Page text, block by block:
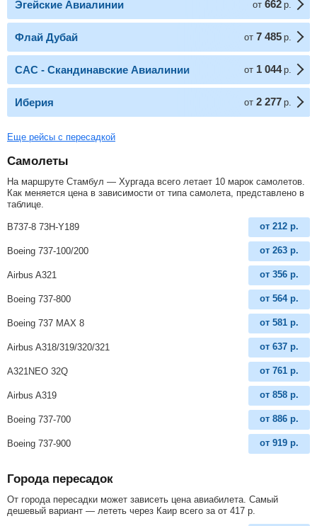
Эгейские Авиалинии от 662 р.
Флай Дубай от 7 485 р.
САС - Скандинавские Авиалинии от 1 044 р.
Иберия от 2 277 р.
Еще рейсы с пересадкой
Самолеты
На маршруте Стамбул — Хургада всего летает 10 марок самолетов.
Как меняется цена в зависимости от типа самолета, представлено в
таблице.
B737-8 73H-Y189 от 212 р.
Boeing 737-100/200 от 263 р.
Airbus A321 от 356 р.
Boeing 737-800 от 564 р.
Boeing 737 MAX 8 от 581 р.
Airbus A318/319/320/321 от 637 р.
A321NEO 32Q от 761 р.
Airbus A319 от 858 р.
Boeing 737-700 от 886 р.
Boeing 737-900 от 919 р.
Города пересадок
От города пересадки может зависеть цена авиабилета. Самый
дешевый вариант — лететь через Каир всего за от 417 р